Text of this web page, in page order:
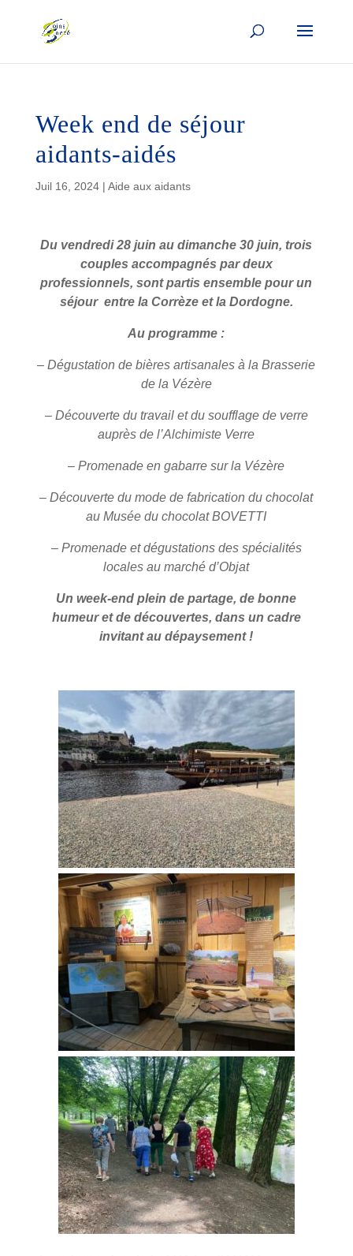
Week end de séjour
aidants-aidés
Juil 16, 2024| Aide aux aidants
Du vendredi 28 juin au dimanche 30 juin, trois
couples accompagnés par deux
professionnels, sont partis ensemble pour un
séjour entre la Corrèze et la Dordogne.
Au programme :
– Dégustation de bières artisanales à la Brasserie
de la Vézère
– Découverte du travail et du soufflage de verre
auprès de l’Alchimiste Verre
– Promenade en gabarre sur la Vézère
– Découverte du mode de fabrication du chocolat
au Musée du chocolat BOVETTI
– Promenade et dégustations des spécialités
locales au marché d’Objat
Un week-end plein de partage, de bonne
humeur et de découvertes, dans un cadre
invitant au dépaysement !